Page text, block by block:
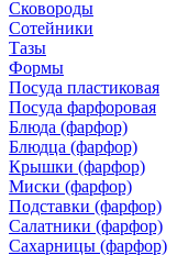
Сковороды
Сотейники
Тазы
Формы
Посуда пластиковая
Посуда фарфоровая
Блюда (фарфор)
Блюдца (фарфор)
Крышки (фарфор)
Миски (фарфор)
Подставки (фарфор)
Салатники (фарфор)
Сахарницы (фарфор)